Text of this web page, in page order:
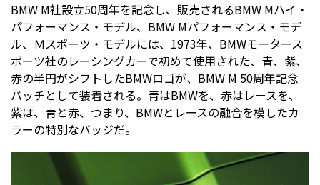
BMW M社設立50周年を記念し、販売されるBMW Mハイ・
パフォーマンス・モデル、BMW Mパフォーマンス・モデ
ル、Ｍスポーツ・モデルには、1973年、BMWモータース
ポーツ社のレーシングカーで初めて使用された、青、紫、
赤の半円がシフトしたBMWロゴが、BMW M 50周年記念
バッチとして装着される。青はBMWを、赤はレースを、
紫は、青と赤、つまり、BMWとレースの融合を模したカ
ラーの特別なバッジだ。